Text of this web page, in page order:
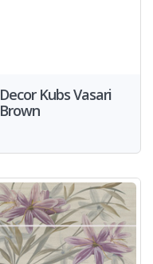
Decor Kubs Vasari
Brown